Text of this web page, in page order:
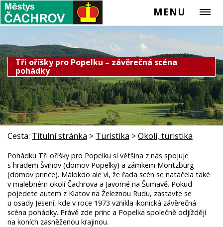
MENU
Tři oříšky pro Popelku – závěrečná scéna
pohádky
Cesta: Titulní stránka > Turistika >Okolí, turistika
Pohádku Tři oříšky pro Popelku si většina z nás spojuje
s hradem Švihov (domov Popelky) a zámkem Moritzburg
(domov prince). Málokdo ale ví, že řada scén se natáčela také
v malebném okolí Čachrova a Javorné na Šumavě. Pokud
pojedete autem z Klatov na Železnou Rudu, zastavte se
u osady Jesení, kde v roce 1973 vznikla ikonická závěrečná
scéna pohádky. Právě zde princ a Popelka společně odjíždějí
na koních zasněženou krajinou.